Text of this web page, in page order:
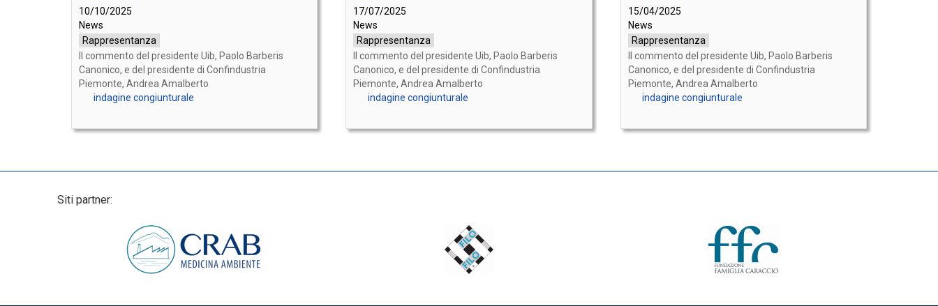
10/10/2025
News
Rappresentanza
Il commento del presidente Uib, Paolo Barberis
Canonico, e del presidente di Confindustria
Piemonte, Andrea Amalberto
indagine congiunturale
17/07/2025
News
Rappresentanza
Il commento del presidente Uib, Paolo Barberis
Canonico, e del presidente di Confindustria
Piemonte, Andrea Amalberto
indagine congiunturale
15/04/2025
News
Rappresentanza
Il commento del presidente Uib, Paolo Barberis
Canonico, e del presidente di Confindustria
Piemonte, Andrea Amalberto
indagine congiunturale
Siti partner: